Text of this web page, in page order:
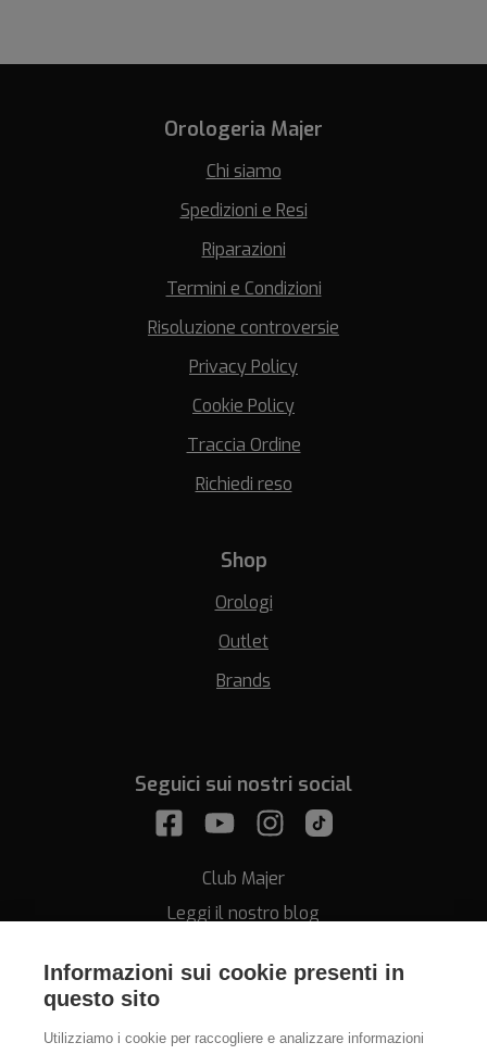
Informazioni sui cookie presenti in
questo sito
Utilizziamo i cookie per raccogliere e analizzare informazioni
Orologeria Majer
Chi siamo
Spedizioni e Resi
Riparazioni
Termini e Condizioni
Risoluzione controversie
Privacy Policy
Cookie Policy
Traccia Ordine
Richiedi reso
Shop
Orologi
Outlet
Brands
Seguici sui nostri social
Club Majer
Leggi il nostro blog